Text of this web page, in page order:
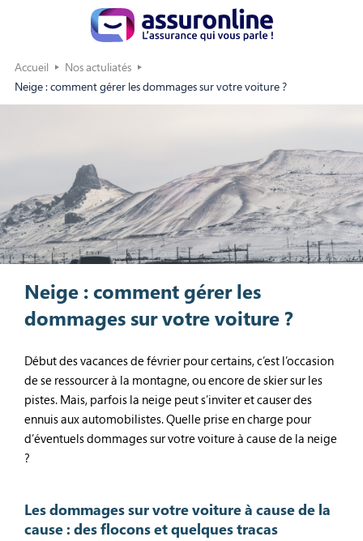
Accueil
Nos actuliatés
Neige : comment gérer les dommages sur votre voiture ?
Neige : comment gérer les
dommages sur votre voiture ?
Début des vacances de février pour certains, c’est l’occasion
de se ressourcer à la montagne, ou encore de skier sur les
pistes. Mais, parfois la neige peut s’inviter et causer des
ennuis aux automobilistes. Quelle prise en charge pour
d’éventuels dommages sur votre voiture à cause de la neige
?
Les dommages sur votre voiture à cause de la
cause : des flocons et quelques tracas